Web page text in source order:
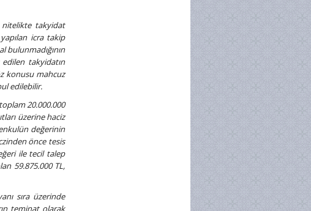
nitelikte takyidat
icra takip
bulunmadığının
takyidatın
konusu mahcuz
edilebilir.
20.000.000
üzerine haciz
değerinin
önce tesis
ile tecil talep
59.875.000 TL,
sıra üzerinde
teminat olarak